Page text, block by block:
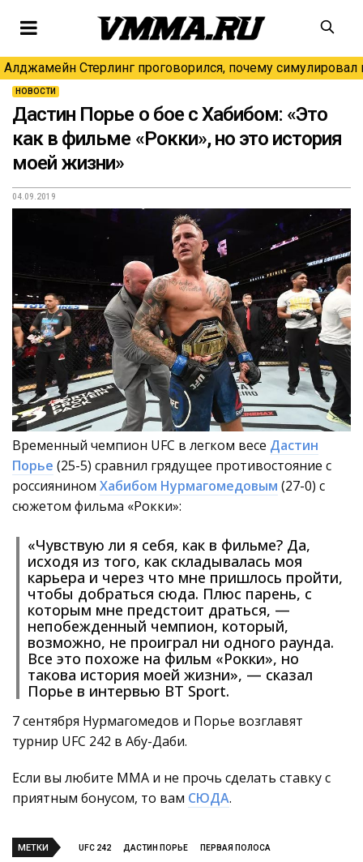
Алджамейн Стерлинг проговорился, почему симулировал
НОВОСТИ
Дастин Порье о бое с Хабибом: «Это
как в фильме «Рокки», но это история
моей жизни»
04.09.2019
Временный чемпион UFC в легком весе Дастин
Порье (25-5) сравнил грядущее противостояние с
россиянином Хабибом Нурмагомедовым (27-0) с
сюжетом фильма «Рокки»:
«Чувствую ли я себя, как в фильме? Да,
исходя из того, как складывалась моя
карьера и через что мне пришлось пройти,
чтобы добраться сюда. Плюс парень, с
которым мне предстоит драться, —
непобежденный чемпион, который,
возможно, не проиграл ни одного раунда.
Все это похоже на фильм «Рокки», но
такова история моей жизни», — сказал
Порье в интервью BT Sport.
7 сентября Нурмагомедов и Порье возглавят
турнир UFC 242 в Абу-Даби.
Если вы любите ММА и не прочь сделать ставку с
приятным бонусом, то вам СЮДА.
МЕТКИ UFC 242 ДАСТИН ПОРЬЕ ПЕРВАЯ ПОЛОСА